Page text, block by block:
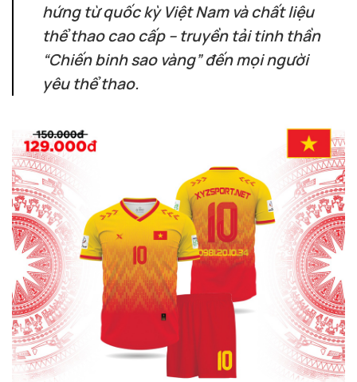
hứng từ quốc kỳ Việt Nam và chất liệu
thể thao cao cấp – truyền tải tinh thần
“Chiến binh sao vàng” đến mọi người
yêu thể thao.